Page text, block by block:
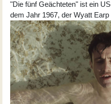
"Die fünf Geächteten" ist ein
dem Jahr 1967, der Wyatt Earp